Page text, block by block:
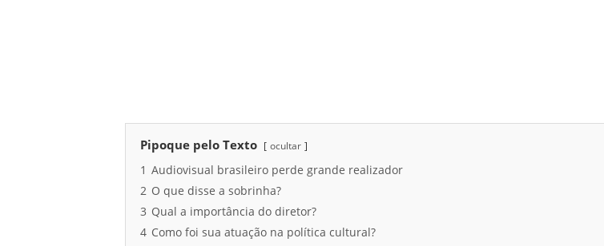
Pipoque pelo Texto ocultar
1 Audiovisual brasileiro perde grande realizador
2 O que disse a sobrinha?
3 Qual a importância do diretor?
4 Como foi sua atuação na política cultural?